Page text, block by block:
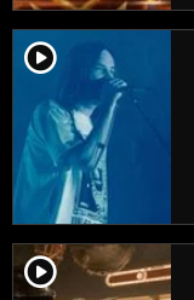
player2
player2